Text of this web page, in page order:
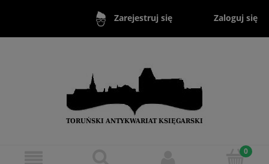
Zarejestruj się Zaloguj się